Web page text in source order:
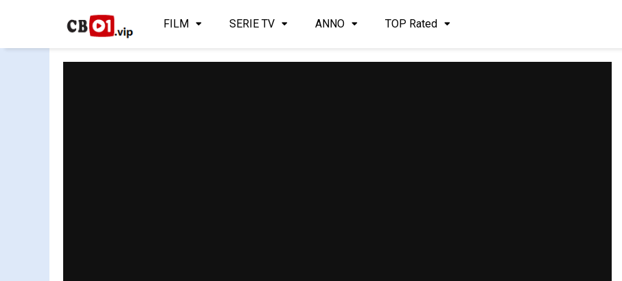
FILM SERIE TV ANNO TOP Rated